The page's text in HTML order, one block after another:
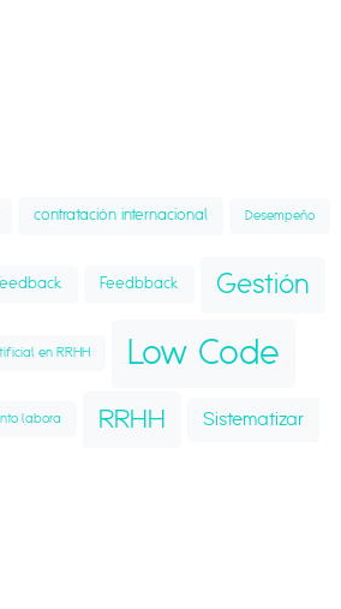
contratación internacional Desempeño
Feedbback Gestión
en RRHH Low Code
labora RRHH Sistematizar